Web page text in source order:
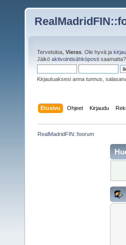
Tervetuloa, Vieras . Ole hyvä ja
Jäikö aktivointisähköposti saamatta?
Kirjautuaksesi anna tunnus,
Etusivu Ohjeet Kirjaudu
RealMadridFIN::foorum